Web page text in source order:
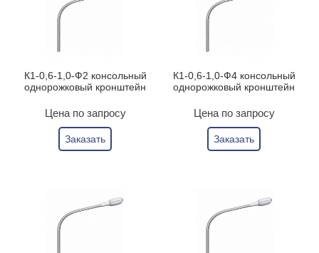
К1-0,6-1,0-Ф2 консольный
однорожковый кронштейн
Цена по запросу
Заказать
К1-0,6-1,0-Ф4 консольный
однорожковый кронштейн
Цена по запросу
Заказать